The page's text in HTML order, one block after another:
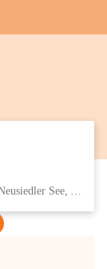
Eisenstädter Straße 18, 7091 Breitenbrunn am Neusiedler See, AUT